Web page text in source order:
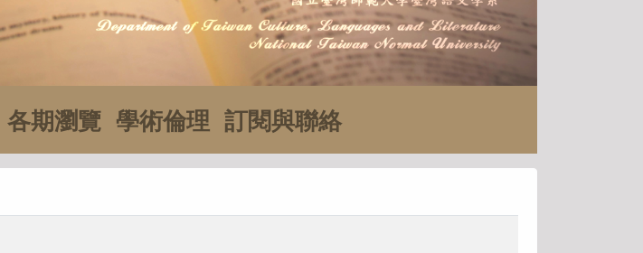
各期瀏覽 學術倫理 訂閱與聯絡